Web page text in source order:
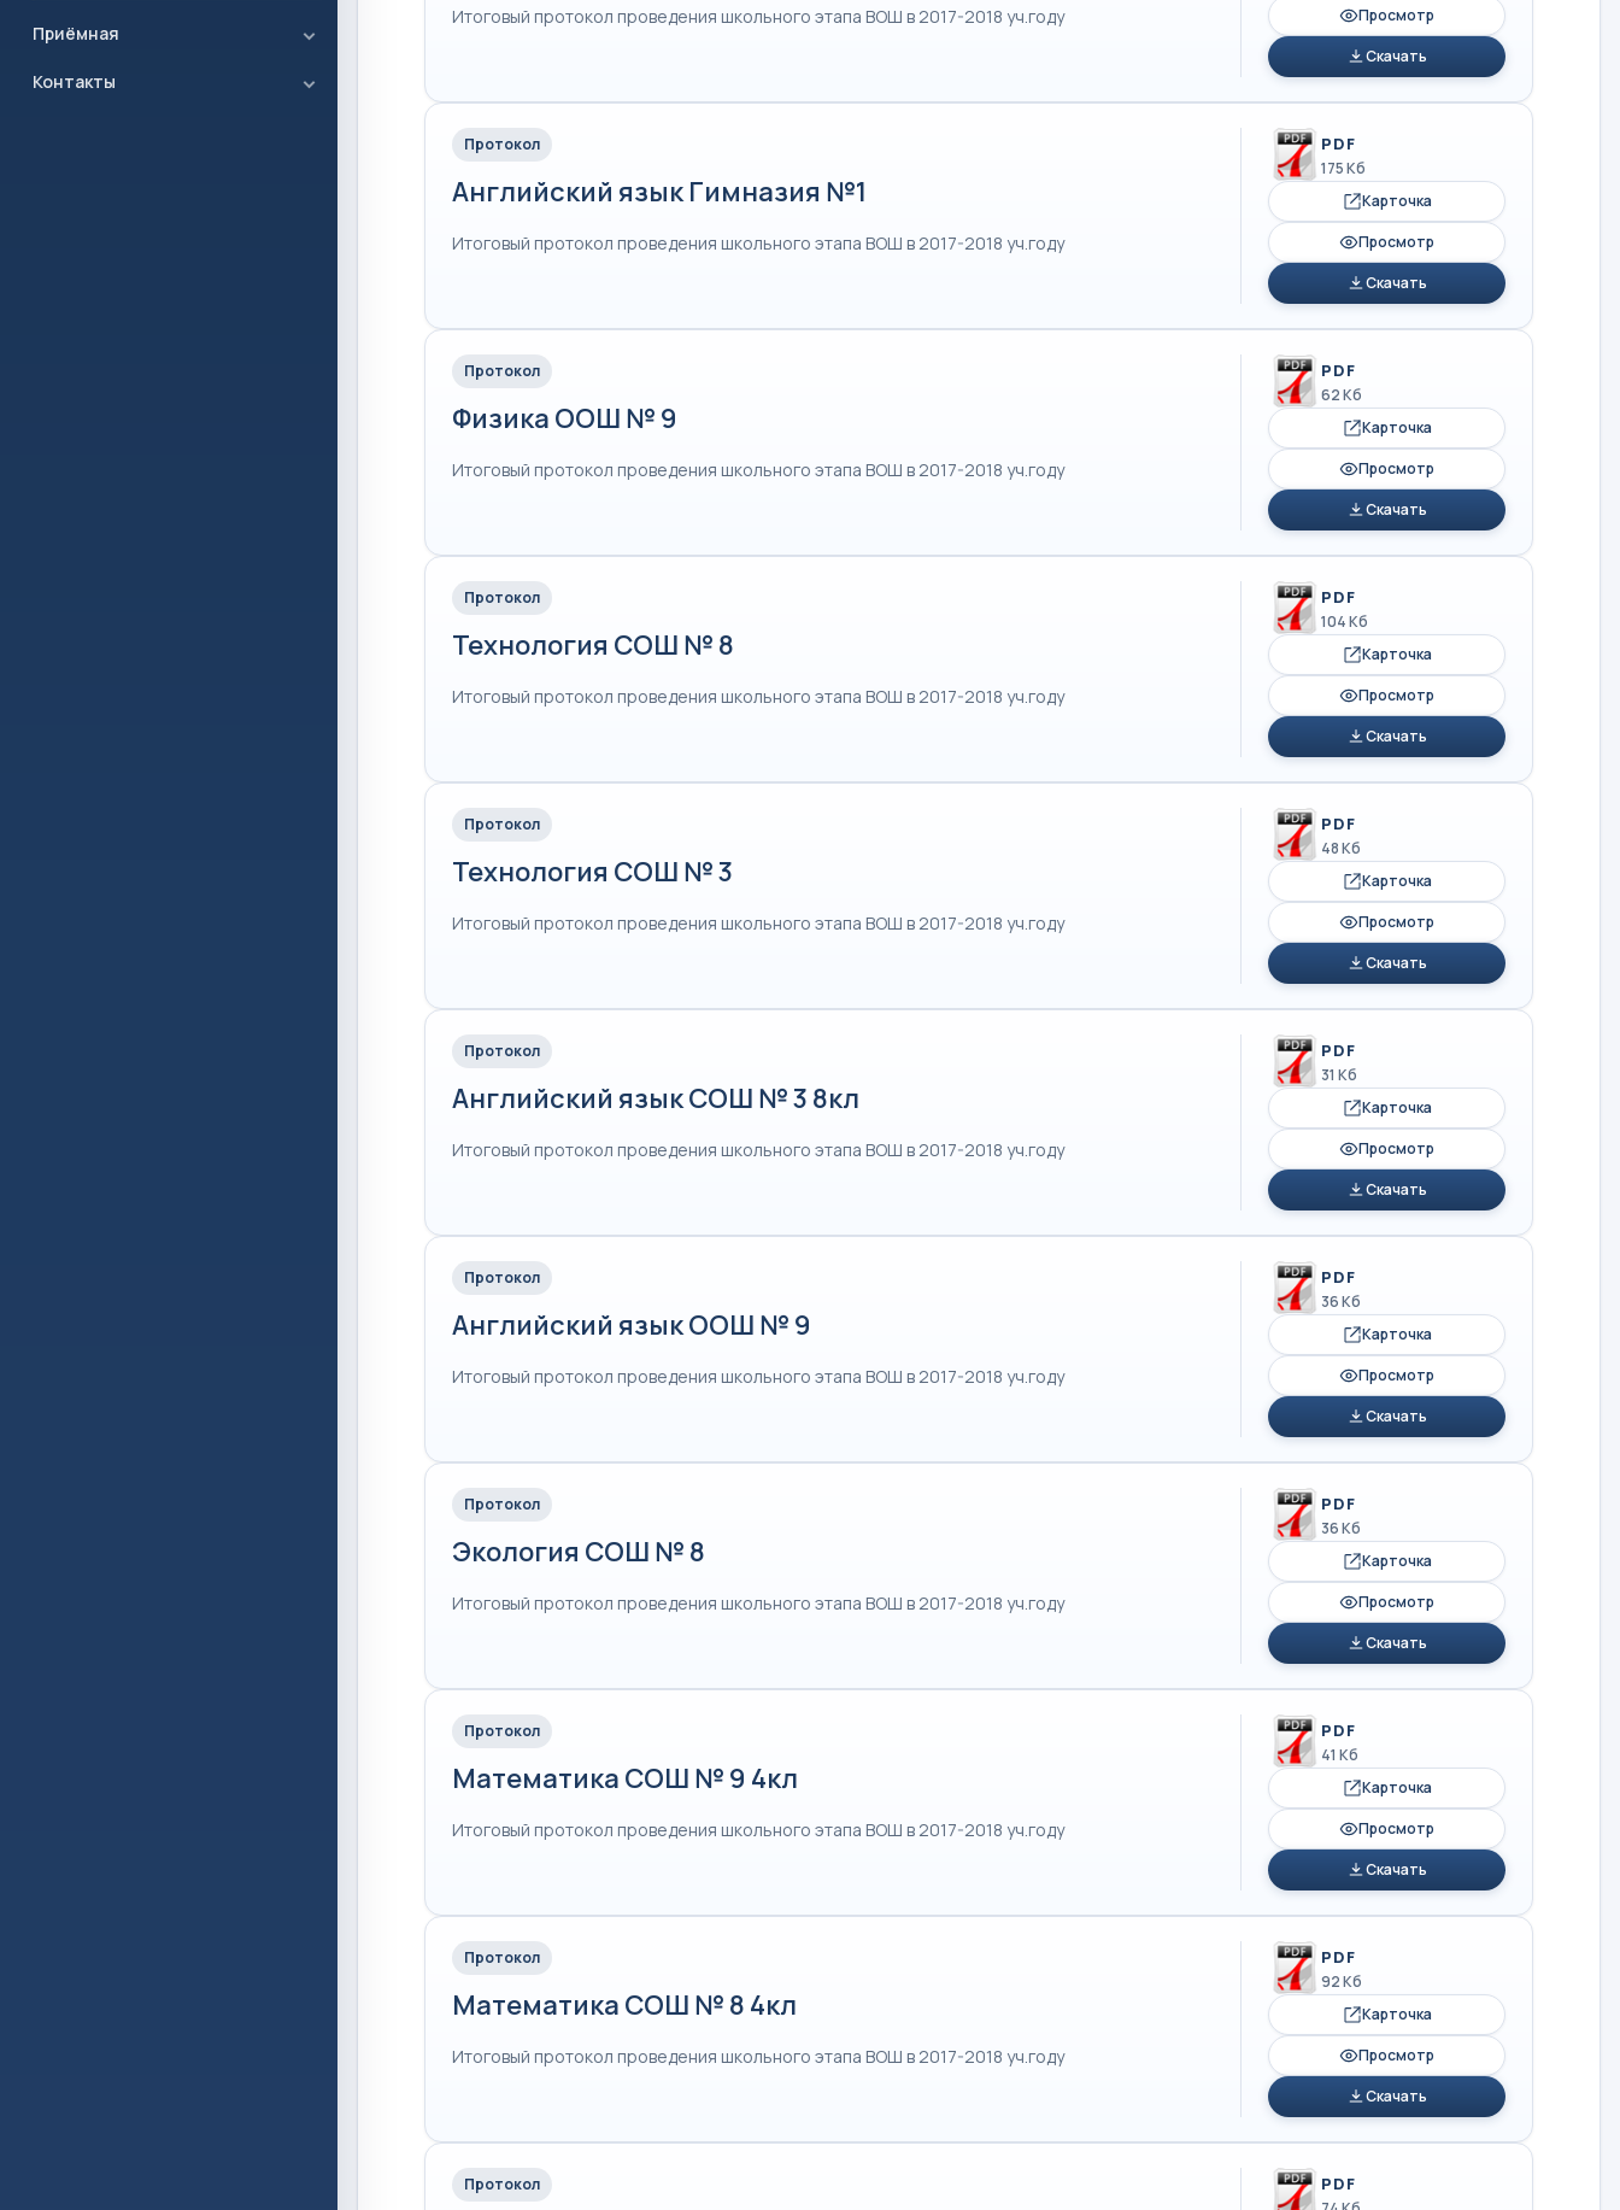
Приёмная
Контакты
Итоговый протокол проведения школьного этапа ВОШ в 2017-2018 уч.году
Просмотр
Скачать
Протокол
Английский язык Гимназия №1
Итоговый протокол проведения школьного этапа ВОШ в 2017-2018 уч.году
PDF
175 Кб
Карточка
Просмотр
Скачать
Протокол
Физика ООШ № 9
Итоговый протокол проведения школьного этапа ВОШ в 2017-2018 уч.году
PDF
62 Кб
Карточка
Просмотр
Скачать
Протокол
Технология СОШ № 8
Итоговый протокол проведения школьного этапа ВОШ в 2017-2018 уч.году
PDF
104 Кб
Карточка
Просмотр
Скачать
Протокол
Технология СОШ № 3
Итоговый протокол проведения школьного этапа ВОШ в 2017-2018 уч.году
PDF
48 Кб
Карточка
Просмотр
Скачать
Протокол
Английский язык СОШ № 3 8кл
Итоговый протокол проведения школьного этапа ВОШ в 2017-2018 уч.году
PDF
31 Кб
Карточка
Просмотр
Скачать
Протокол
Английский язык ООШ № 9
Итоговый протокол проведения школьного этапа ВОШ в 2017-2018 уч.году
PDF
36 Кб
Карточка
Просмотр
Скачать
Протокол
Экология СОШ № 8
Итоговый протокол проведения школьного этапа ВОШ в 2017-2018 уч.году
PDF
36 Кб
Карточка
Просмотр
Скачать
Протокол
Математика СОШ № 9 4кл
Итоговый протокол проведения школьного этапа ВОШ в 2017-2018 уч.году
PDF
41 Кб
Карточка
Просмотр
Скачать
Протокол
Математика СОШ № 8 4кл
Итоговый протокол проведения школьного этапа ВОШ в 2017-2018 уч.году
PDF
92 Кб
Карточка
Просмотр
Скачать
Протокол PDF